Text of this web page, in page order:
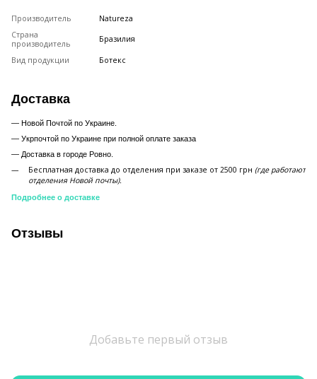
Производитель
Natureza
Страна
производитель
Бразилия
Вид продукции Ботекс
Доставка
— Новой Почтой по Украине.
— Укрпочтой по Украине при полной оплате заказа
— Доставка в городе Ровно.
Бесплатная доставка до отделения при заказе от 2500 грн (где работают
отделения Новой почты).
Подробнее о доставке
Отзывы
Добавьте первый отзыв